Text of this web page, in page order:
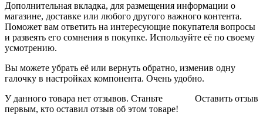
Дополнительная вкладка, для размещения информации о
магазине, доставке или любого другого важного контента.
Поможет вам ответить на интересующие покупателя вопросы
и развеять его сомнения в покупке. Используйте её по своему
усмотрению.
Вы можете убрать её или вернуть обратно, изменив одну
галочку в настройках компонента. Очень удобно.
Оставить отзыв
У данного товара нет отзывов. Станьте
первым, кто оставил отзыв об этом товаре!